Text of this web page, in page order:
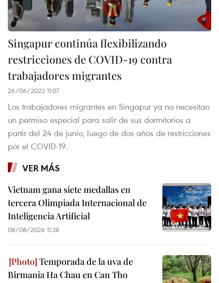
Singapur continúa flexibilizando
restricciones de COVID-19 contra
trabajadores migrantes
26/06/2022 11:07
Los trabajadores migrantes en Singapur ya no necesitan
un permiso especial para salir de sus dormitorios a
partir del 24 de junio, luego de dos años de restricciones
por el COVID-19.
VER MÁS
Vietnam gana siete medallas en
tercera Olimpiada Internacional de
Inteligencia Artificial
08/08/2026 11:38
Temporada de la uva de
Birmania Ha Chau en Can Tho